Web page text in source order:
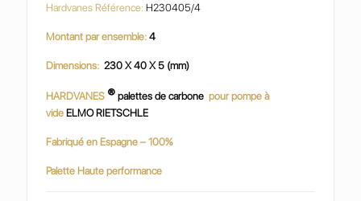
Hardvanes Référence: H230405/4
Montant par ensemble:4
Dimensions:230 X 40 X 5 (mm)
HARDVANES ® palettes de carbone pour pompe à
vide ELMO RIETSCHLE
Fabriqué en Espagne – 100%
Palette Haute performance